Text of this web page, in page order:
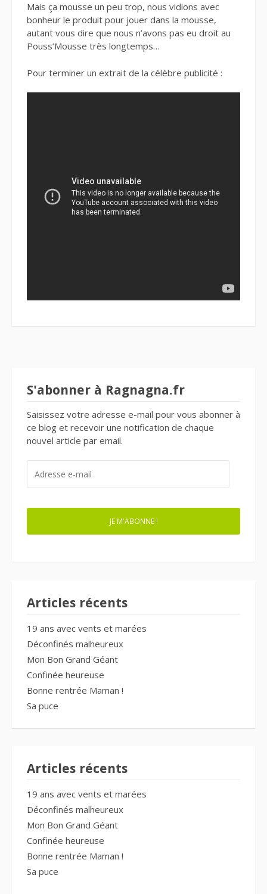
Mais ça mousse un peu trop, nous vidions avec
bonheur le produit pour jouer dans la mousse,
autant vous dire que nous n’avons pas eu droit au
Pouss’Mousse très longtemps…
Pour terminer un extrait de la célèbre publicité :
S'abonner à Ragnagna.fr
Saisissez votre adresse e-mail pour vous abonner à
ce blog et recevoir une notification de chaque
nouvel article par email.
MAIL
JE M'ABONNE !
Articles récents
19 ans avec vents et marées
Déconfinés malheureux
Mon Bon Grand Géant
Confinée heureuse
Bonne rentrée Maman !
Sa puce
Articles récents
19 ans avec vents et marées
Déconfinés malheureux
Mon Bon Grand Géant
Confinée heureuse
Bonne rentrée Maman !
Sa puce